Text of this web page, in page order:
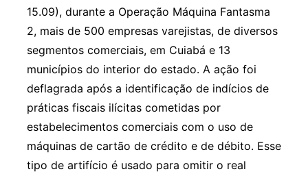
15.09), durante a Operação Máquina Fantasma
2, mais de 500 empresas varejistas, de diversos
segmentos comerciais, em Cuiabá e 13
municípios do interior do estado. A ação foi
deflagrada após a identificação de indícios de
práticas fiscais ilícitas cometidas por
estabelecimentos comerciais com o uso de
máquinas de cartão de crédito e de débito. Esse
tipo de artifício é usado para omitir o real